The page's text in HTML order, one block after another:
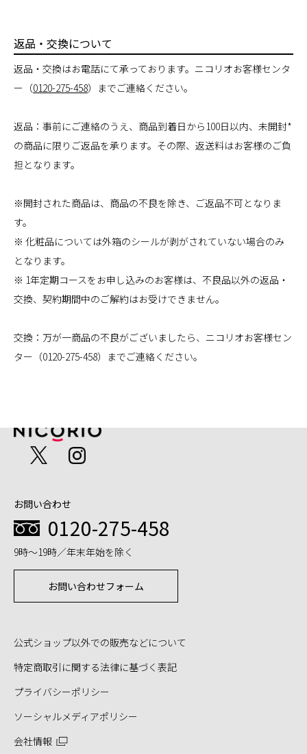
返品・交換について
返品・交換はお電話にて承っております。ニコリオお客様センタ
ー（0120-275-458）までご連絡ください。
返品：事前にご連絡のうえ、商品到着日から100日以内、未開封*
の商品に限りご返品を承ります。その際、返送料はお客様のご負
担となります。
※開封された商品は、商品の不良を除き、ご返品不可となりま
す。
※ 化粧品については外箱のシールが剥がされていない場合のみ
となります。
※ 1年定期コースをお申し込みのお客様は、不良品以外の返品・
交換、契約期間中のご解約はお受けできません。
交換：万が一商品の不良がございましたら、ニコリオお客様セン
ター（0120-275-458）までご連絡ください。
お問い合わせ
0120-275-458
9時～19時／年末年始を除く
お問い合わせフォーム
公式ショップ以外での販売などについて
特定商取引に関する法律に基づく表記
プライバシーポリシー
ソーシャルメディアポリシー
会社情報